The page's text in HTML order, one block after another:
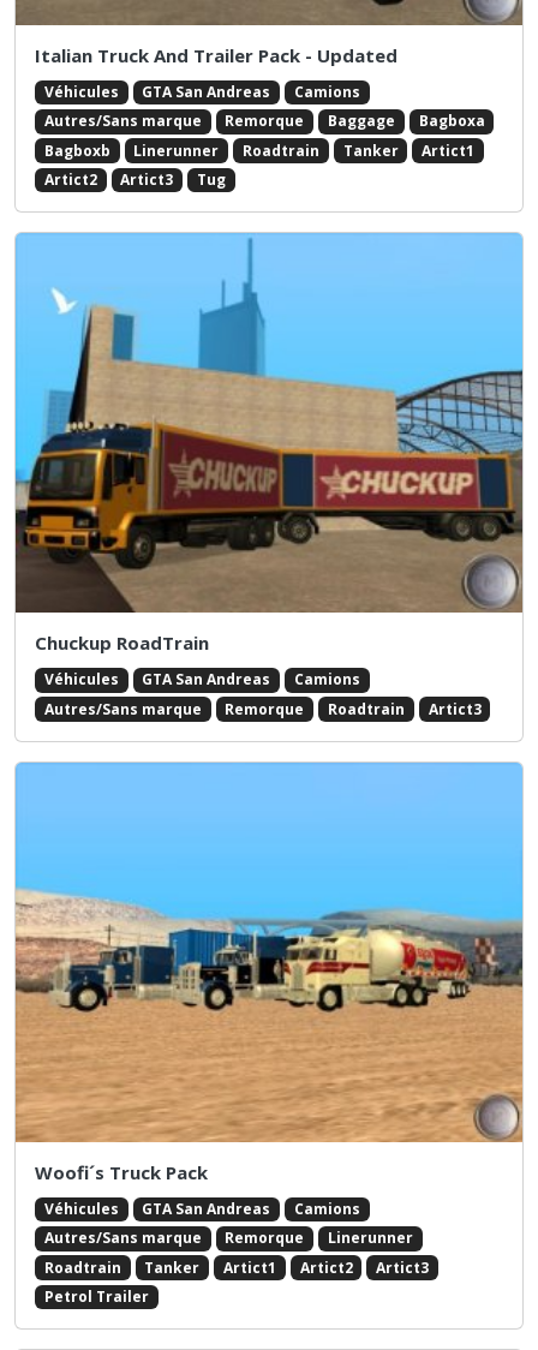
Italian Truck And Trailer Pack - Updated
Véhicules GTA San Andreas
Camions
Autres/Sans marque
Remorque Baggage
Bagboxa
Bagboxb
Linerunner Roadtrain Tanker
Artict1
Artict2
Artict3 Tug
Chuckup RoadTrain
Véhicules GTA San Andreas
Camions
Autres/Sans marque
Remorque Roadtrain Artict3
Woofi´s Truck Pack
Véhicules GTA San Andreas
Camions
Autres/Sans marque
Remorque
Linerunner
Roadtrain
Tanker Artict1 Artict2
Artict3
Petrol Trailer